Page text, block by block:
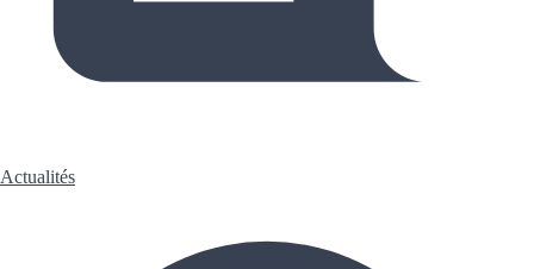
Actualités